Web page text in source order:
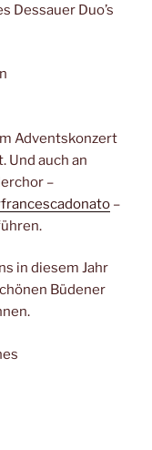
Dessauer Duo’s
Adventskonzert
Und auch an
–
–
in diesem Jahr
Büdener